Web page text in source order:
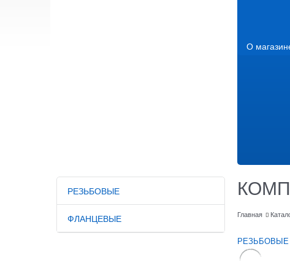
О
РЕЗЬБОВЫЕ
ФЛАНЦЕВЫЕ Главная
РЕЗЬБОВЫЕ